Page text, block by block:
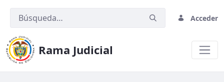
Acceder
Rama Judicial